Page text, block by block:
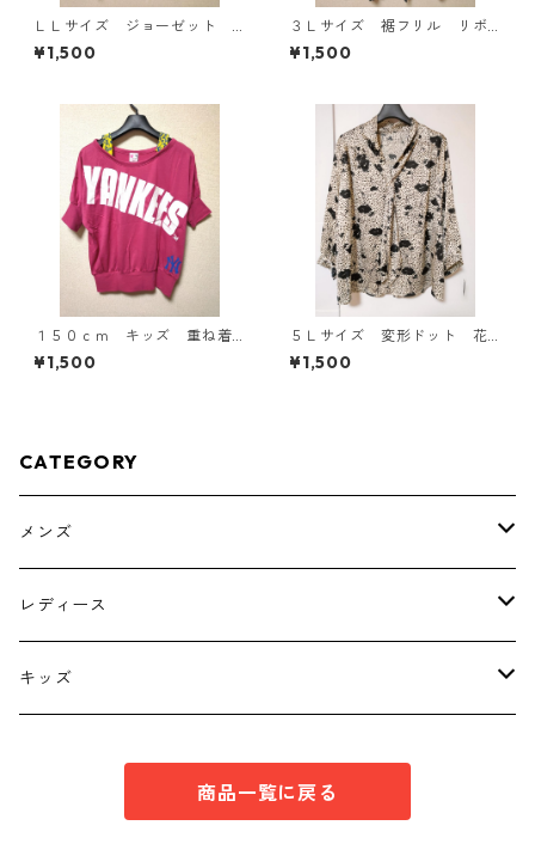
ＬＬサイズ ジョーゼット
レイヤード風プルオーバー
ブラック KAE-4785
¥1,500
３Ｌサイズ 裾フリル リボ
ン付きタンクトップ ブラッ
ク KAE-4788
¥1,500
１５０ｃｍ キッズ 重ね着
風ドルマントップス マゼン
タ KAE-4791
¥1,500
５Ｌサイズ 変形ドット 花
柄 ボウタイブラウス オフ
ホワイト KAE-4762
¥1,500
CATEGORY
メンズ
トップス
ボトムス
レディース
トップス
キッズ
商品一覧に戻る